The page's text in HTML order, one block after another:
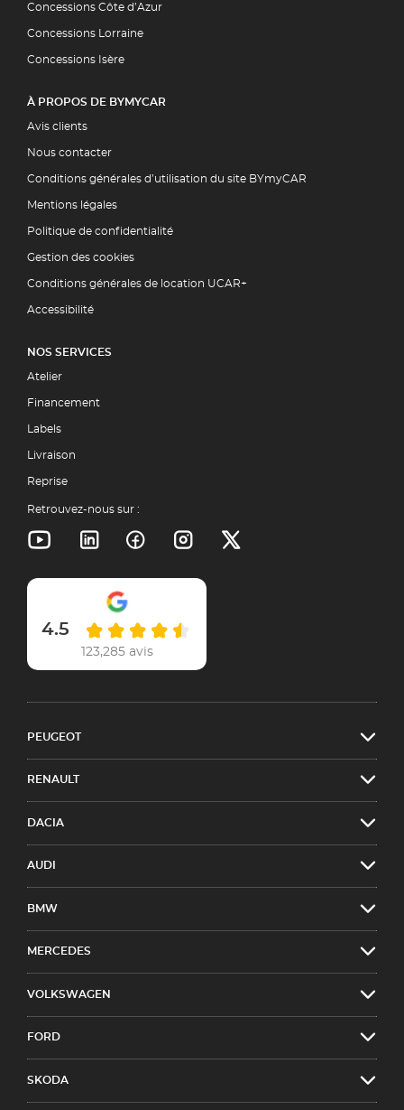
Concessions Côte d’Azur
Concessions Lorraine
Concessions Isère
À PROPOS DE BYMYCAR
Avis clients
Nous contacter
Conditions générales d’utilisation du site BYmyCAR
Mentions légales
Politique de confidentialité
Gestion des cookies
Conditions générales de location UCAR+
Accessibilité
NOS SERVICES
Atelier
Financement
Labels
Livraison
Reprise
Retrouvez-nous sur :
4.5
123,285 avis
PEUGEOT
RENAULT
DACIA
AUDI
BMW
MERCEDES
VOLKSWAGEN
FORD
SKODA